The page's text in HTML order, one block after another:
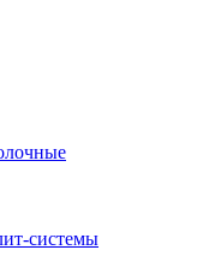
системы